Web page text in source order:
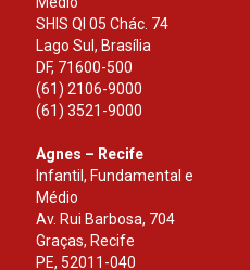
SHIS Ql 05 Chác. 74
Lago Sul, Brasília
DF, 71600-500
(61) 2106-9000
(61) 3521-9000
Agnes – Recife
Infantil, Fundamental e
Médio
Av. Rui Barbosa, 704
Graças, Recife
PE, 52011-040